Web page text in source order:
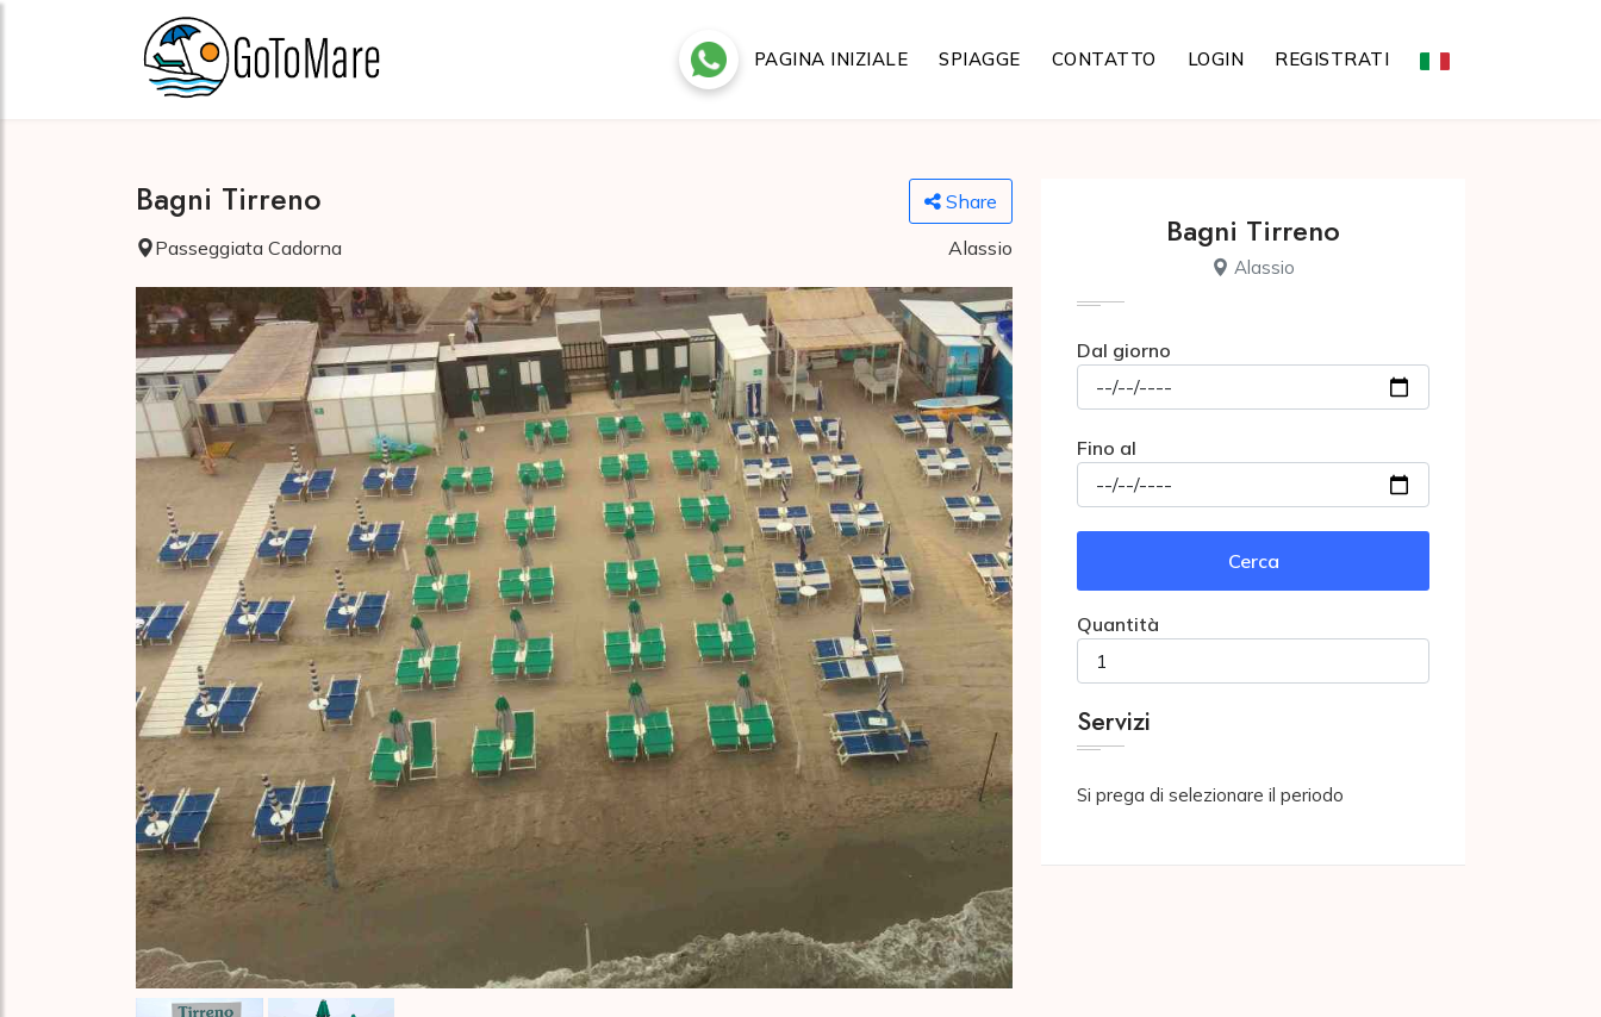
PAGINA INIZIALE SPIAGGE CONTATTO LOGIN REGISTRATI
Bagni Tirreno
Share
Passeggiata Cadorna
Alassio Bagni Tirreno
Alassio
Dal giorno
Fino al
Cerca
Quantità
Servizi
Si prega di selezionare il periodo